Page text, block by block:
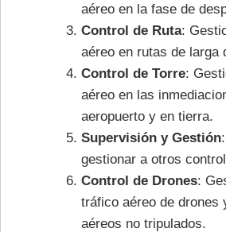
aéreo en la fase de
Control de Ruta:
aéreo en rutas de larga
Control de Torre:
aéreo en las
aeropuerto y en tierra.
Supervisión y Gestión
gestionar a otros
Control de Drones:
tráfico aéreo de drones
aéreos no tripulados.